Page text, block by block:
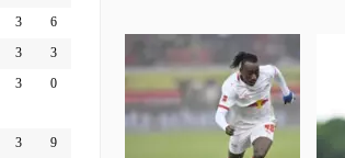
3 6
3 3
3 0
3 9